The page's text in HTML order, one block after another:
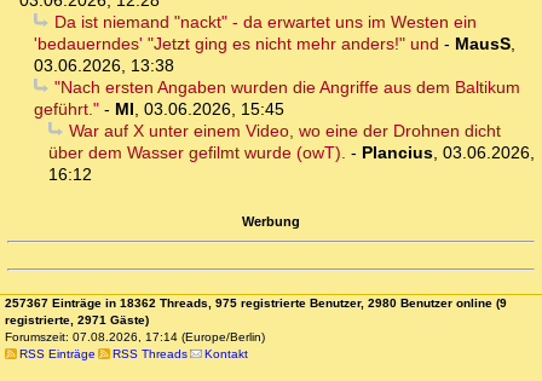
Da ist niemand "nackt" - da erwartet uns im Westen ein
'bedauerndes' "Jetzt ging es nicht mehr anders!" und - MausS
03.06.2026, 13:38
"Nach ersten Angaben wurden die Angriffe aus dem Baltikum
geführt." - MI 03.06.2026, 15:45
War auf X unter einem Video, wo eine der Drohnen dicht
über dem Wasser gefilmt wurde (owT). - Plancius 03.06.2026,
16:12
Werbung
257367 Einträge in 18362 Threads, 975 registrierte Benutzer, 2980 Benutzer online (9
registrierte, 2971 Gäste)
Forumszeit: 07.08.2026, 17:14 (Europe/Berlin)
RSS Einträge
RSS Threads Kontakt